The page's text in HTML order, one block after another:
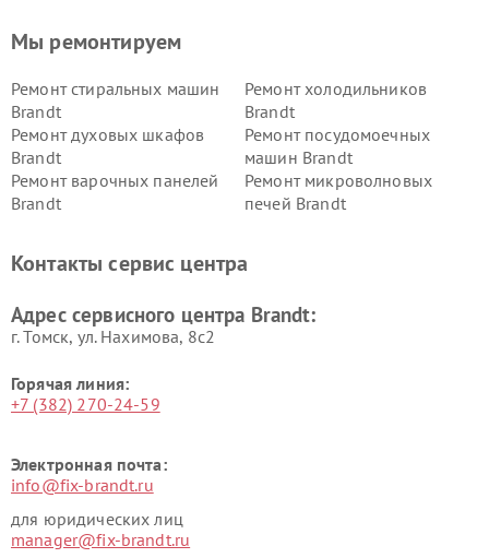
Мы ремонтируем
Ремонт стиральных машин
Brandt
Ремонт холодильников
Brandt
Ремонт духовых шкафов
Brandt
Ремонт посудомоечных
машин Brandt
Ремонт варочных панелей
Brandt
Ремонт микроволновых
печей Brandt
Контакты сервис центра
Адрес сервисного центра Brandt:
г. Томск, ул. Нахимова, 8с2
Горячая линия:
+7 (382) 270-24-59
Электронная почта:
info@fix-brandt.ru
для юридических лиц
manager@fix-brandt.ru